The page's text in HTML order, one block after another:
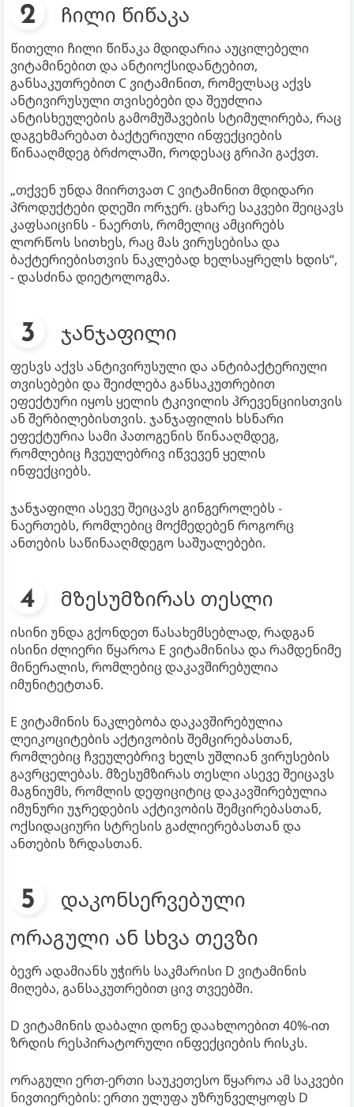
ჩილი წიწაკა
წითელი ჩილი წიწაკა მდიდარია აუცილებელი
ვიტამინებით და ანტიოქსიდანტებით,
განსაკუთრებით C ვიტამინით, რომელსაც აქვს
ანტივირუსული თვისებები და შეუძლია
ანტისხეულების გამომუშავების სტიმულირება, რაც
დაგეხმარებათ ბაქტერიული ინფექციების
წინააღმდეგ ბრძოლაში, როდესაც გრიპი გაქვთ.
„თქვენ უნდა მიირთვათ C ვიტამინით მდიდარი
პროდუქტები დღეში ორჯერ. ცხარე საკვები შეიცავს
კაფსაიცინს - ნაერთს, რომელიც ამცირებს
ლორწოს სითხეს, რაც მას ვირუსებისა და
ბაქტერიებისთვის ნაკლებად ხელსაყრელს ხდის“,
- დასძინა დიეტოლოგმა.
ჯანჯაფილი
ფესვს აქვს ანტივირუსული და ანტიბაქტერიული
თვისებები და შეიძლება განსაკუთრებით
ეფექტური იყოს ყელის ტკივილის პრევენციისთვის
ან შერბილებისთვის. ჯანჯაფილის ხსნარი
ეფექტურია სამი პათოგენის წინააღმდეგ,
რომლებიც ჩვეულებრივ იწვევენ ყელის
ინფექციებს.
ჯანჯაფილი ასევე შეიცავს გინგეროლებს -
ნაერთებს, რომლებიც მოქმედებენ როგორც
ანთების საწინააღმდეგო საშუალებები.
მზესუმზირას თესლი
ისინი უნდა გქონდეთ წასახემსებლად, რადგან
ისინი ძლიერი წყაროა E ვიტამინისა და რამდენიმე
მინერალის, რომლებიც დაკავშირებულია
იმუნიტეტთან.
E ვიტამინის ნაკლებობა დაკავშირებულია
ლეიკოციტების აქტივობის შემცირებასთან,
რომლებიც ჩვეულებრივ ხელს უშლიან ვირუსების
გავრცელებას. მზესუმზირას თესლი ასევე შეიცავს
მაგნიუმს, რომლის დეფიციტიც დაკავშირებულია
იმუნური უჯრედების აქტივობის შემცირებასთან,
ოქსიდაციური სტრესის გაძლიერებასთან და
ანთების ზრდასთან.
დაკონსერვებული
ორაგული ან სხვა თევზი
ბევრ ადამიანს უჭირს საკმარისი D ვიტამინის
მიღება, განსაკუთრებით ცივ თვეებში.
D ვიტამინის დაბალი დონე დაახლოებით 40%-ით
ზრდის რესპირატორული ინფექციების რისკს.
ორაგული ერთ-ერთი საუკეთესო წყაროა ამ საკვები
ნივთიერების: ერთი ულუფა უზრუნველყოფს D